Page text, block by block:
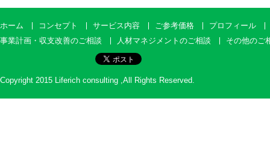
ホーム コンセプト サービス内容 ご参考価格
プロフィール
事業計画・収支改善のご相談
人材マネジメントのご相談 その他のご
Copyright 2015 Liferich consulting ,All Rights Reserved.